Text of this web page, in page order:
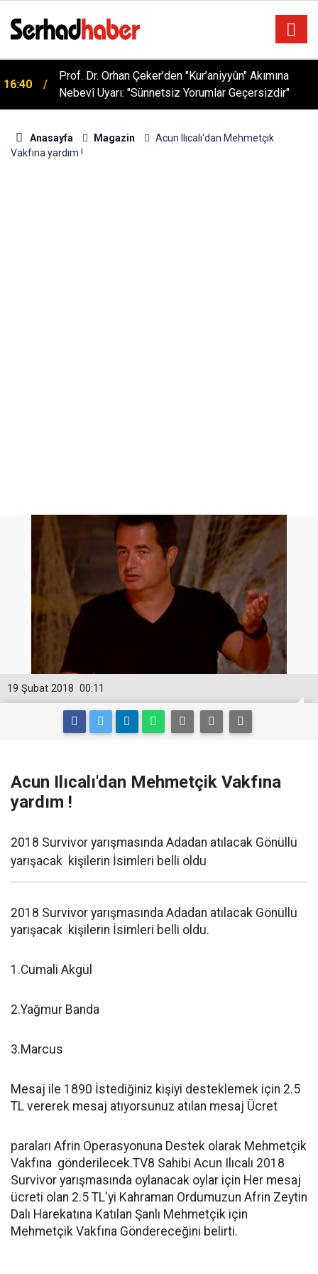
16:40
Prof. Dr. Orhan Çeker’den "Kur’aniyyûn" Akımına
Nebevî Uyarı: "Sünnetsiz Yorumlar Geçersizdir"
Anasayfa Magazin
Acun Ilıcalı'dan Mehmetçik
Vakfına yardım !
00:11
19 Şubat 2018
Acun Ilıcalı'dan Mehmetçik Vakfına
yardım !
2018 Survivor yarışmasında Adadan atılacak Gönüllü
yarışacak kişilerin İsimleri belli oldu
2018 Survivor yarışmasında Adadan atılacak Gönüllü
yarışacak kişilerin İsimleri belli oldu.
1.Cumali Akgül
2.Yağmur Banda
3.Marcus
Mesaj ile 1890 İstediğiniz kişiyi desteklemek için 2.5
TL vererek mesaj atıyorsunuz atılan mesaj Ücret
paraları Afrin Operasyonuna Destek olarak Mehmetçik
Vakfına gönderilecek.TV8 Sahibi Acun Ilıcalı 2018
Survivor yarışmasında oylanacak oylar için Her mesaj
ücreti olan 2.5 TL'yi Kahraman Ordumuzun Afrin Zeytin
Dalı Harekatına Katılan Şanlı Mehmetçik için
Mehmetçik Vakfına Göndereceğini belirti.